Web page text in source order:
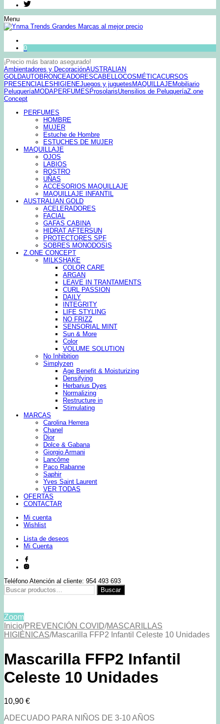
Menu
0
¡Precio más barato asegurado!
Ambientadores y DecoraciónAUSTRALIAN
GOLDAUTOBRONCEADORESCABELLOCOSMÉTICACURSOS
PRESENCIALES HIGIENEJuegos y juguetes MAQUILLAJEMobiliario
PeluqueríaMODAPERFUMES ProsolarisUtensilios de PeluqueríaZ.one
Concept
PERFUMES
HOMBRE
MUJER
Estuche de Hombre
ESTUCHES DE MUJER
MAQUILLAJE
OJOS
LABIOS
ROSTRO
UÑAS
ACCESORIOS MAQUILLAJE
MAQUILLAJE INFANTIL
AUSTRALIAN GOLD
ACELERADORES
FACIAL
GAFAS CABINA
HIDRAT AFTERSUN
PROTECTORES SPF
SOBRES MONODOSIS
Z.ONE CONCEPT
MILKSHAKE
COLOR CARE
ARGAN
LEAVE IN TRANTAMENTS
CURL PASSION
DAILY
INTEGRITY
LIFE STYLING
NO FRIZZ
SENSORIAL MINT
Sun & More
Color
VOLUME SOLUTION
No Inhibition
Simplyzen
Age Benefit & Moisturizing
Densifying
Herbarius Dyes
Normalizing
Restructure in
Stimulating
MARCAS
Carolina Herrera
Chanel
Dior
Dolce & Gabana
Giorgio Armani
Lancôme
Paco Rabanne
Saphir
Yves Saint Laurent
VER TODAS
OFERTAS
CONTACTAR
Mi cuenta
Wishlist
Lista de deseos
Mi Cuenta
Teléfono Atención al cliente: 954 493 693
Buscar
por:
Buscar
Zoom
Inicio/PREVENCIÓN COVID/MASCARILLAS
HIGIÉNICAS/Mascarilla FFP2 Infantil Celeste 10 Unidades
Mascarilla FFP2 Infantil
Celeste 10 Unidades
10,90 €
ADECUADO PARA NIÑOS DE 3-10 AÑOS